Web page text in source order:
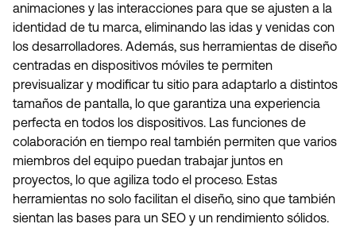
animaciones y las interacciones para que se ajusten a la
identidad de tu marca, eliminando las idas y venidas con
los desarrolladores. Además, sus herramientas de diseño
centradas en dispositivos móviles te permiten
previsualizar y modificar tu sitio para adaptarlo a distintos
tamaños de pantalla, lo que garantiza una experiencia
perfecta en todos los dispositivos. Las funciones de
colaboración en tiempo real también permiten que varios
miembros del equipo puedan trabajar juntos en
proyectos, lo que agiliza todo el proceso. Estas
herramientas no solo facilitan el diseño, sino que también
sientan las bases para un SEO y un rendimiento sólidos.